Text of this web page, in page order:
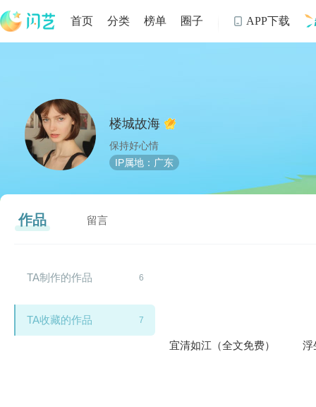
首页 分类 榜单 圈子  APP下载
楼城故海
保持好心情
IP属地：广东
作品 留言
TA制作的作品 6
TA收藏的作品 7
宜清如江（全文免费） 浮